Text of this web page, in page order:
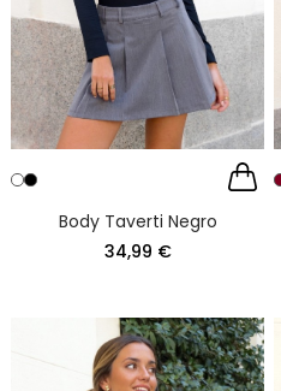
Body Taverti Negro
34,99 €